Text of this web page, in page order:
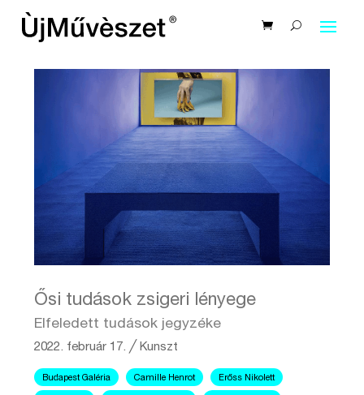
Ősi tudások zsigeri lényege
Elfeledett tudások jegyzéke
2022. február 17. ╱Kunszt
Budapest Galéria Camille Henrot Erőss Nikolett